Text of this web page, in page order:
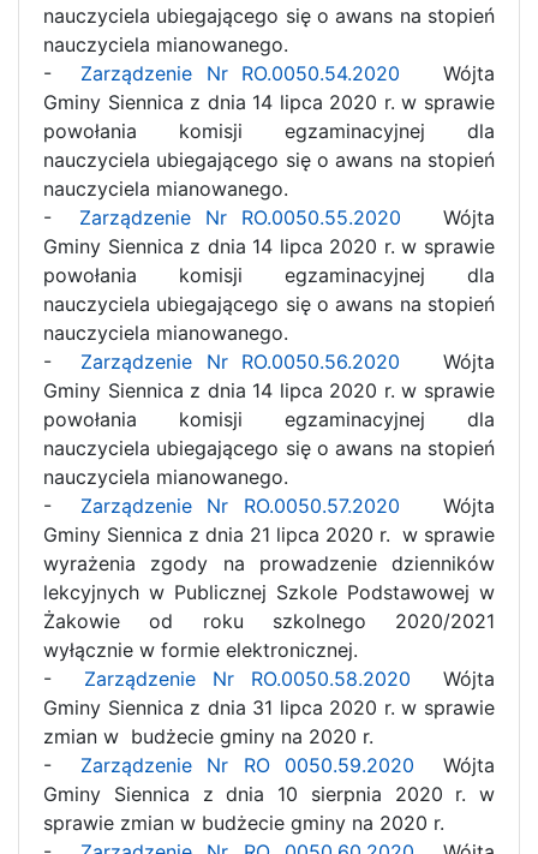
nauczyciela ubiegającego się o awans na stopień
nauczyciela mianowanego.
- Zarządzenie Nr RO.0050.54.2020 Wójta
Gminy Siennica z dnia 14 lipca 2020 r. w sprawie
powołania komisji egzaminacyjnej dla
nauczyciela ubiegającego się o awans na stopień
nauczyciela mianowanego.
- Zarządzenie Nr RO.0050.55.2020 Wójta
Gminy Siennica z dnia 14 lipca 2020 r. w sprawie
powołania komisji egzaminacyjnej dla
nauczyciela ubiegającego się o awans na stopień
nauczyciela mianowanego.
- Zarządzenie Nr RO.0050.56.2020 Wójta
Gminy Siennica z dnia 14 lipca 2020 r. w sprawie
powołania komisji egzaminacyjnej dla
nauczyciela ubiegającego się o awans na stopień
nauczyciela mianowanego.
- Zarządzenie Nr RO.0050.57.2020 Wójta
Gminy Siennica z dnia 21 lipca 2020 r. w sprawie
wyrażenia zgody na prowadzenie dzienników
lekcyjnych w Publicznej Szkole Podstawowej w
Żakowie od roku szkolnego 2020/2021
wyłącznie w formie elektronicznej.
- Zarządzenie Nr RO.0050.58.2020 Wójta
Gminy Siennica z dnia 31 lipca 2020 r. w sprawie
zmian w budżecie gminy na 2020 r.
- Zarządzenie Nr RO 0050.59.2020 Wójta
Gminy Siennica z dnia 10 sierpnia 2020 r. w
sprawie zmian w budżecie gminy na 2020 r.